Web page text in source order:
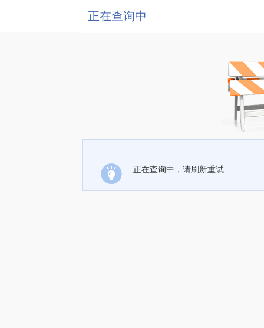
正在查询中
正在查询中，请刷新重试